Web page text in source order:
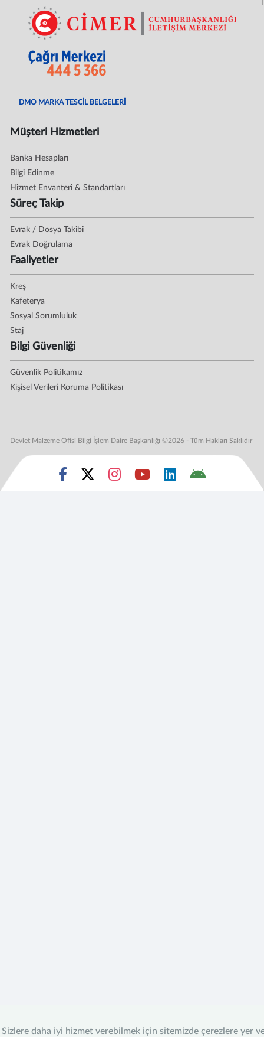
Sizlere daha iyi hizmet verebilmek için sitemizde çerezlere yer
DMO MARKA TESCİL BELGELERİ
Müşteri Hizmetleri
Banka Hesapları
Bilgi Edinme
Hizmet Envanteri & Standartları
Süreç Takip
Evrak / Dosya Takibi
Evrak Doğrulama
Faaliyetler
Kreş
Kafeterya
Sosyal Sorumluluk
Staj
Bilgi Güvenliği
Güvenlik Politikamız
Kişisel Verileri Koruma Politikası
Devlet Malzeme Ofisi Bilgi İşlem Daire Başkanlığı ©2026 - Tüm Hakları Saklıdır